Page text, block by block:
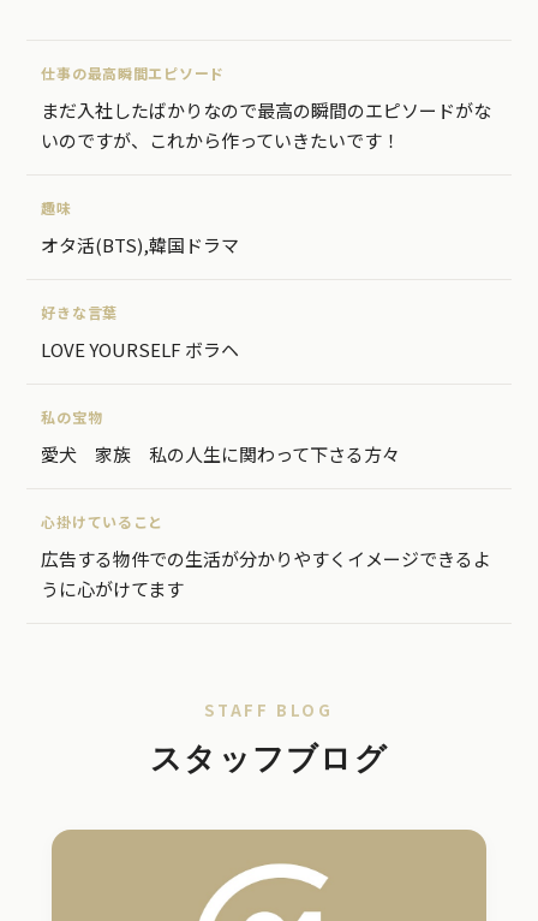
仕事の最高瞬間エピソード
まだ入社したばかりなので最高の瞬間のエピソードがな
いのですが、これから作っていきたいです！
趣味
オタ活(BTS),韓国ドラマ
好きな言葉
LOVE YOURSELF ボラヘ
私の宝物
愛犬 家族 私の人生に関わって下さる方々
心掛けていること
広告する物件での生活が分かりやすくイメージできるよ
うに心がけてます
STAFF BLOG
スタッフブログ